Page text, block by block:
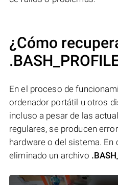
¿Cómo
En el proceso de
ordenador portátil u otros
incluso a pesar de las
regulares, se producen
hardware o del sistema. En
eliminado un archivo